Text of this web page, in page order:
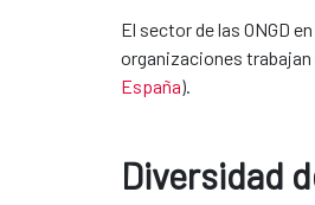
El sector de las ONGD
organizaciones trabajan
España).
Diversidad